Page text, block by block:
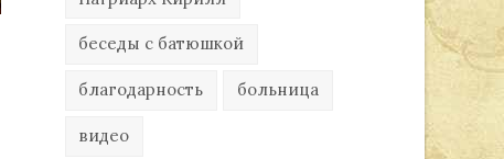
беседы с батюшкой
благодарность больница
видео